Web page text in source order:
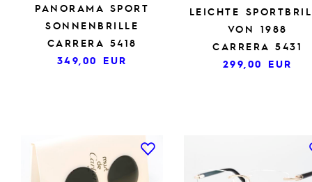
PANORAMA SPORT
SONNENBRILLE
CARRERA 5418
349,00 EUR
LEICHTE
VON 1988
CARRERA 5431
299,00 EUR